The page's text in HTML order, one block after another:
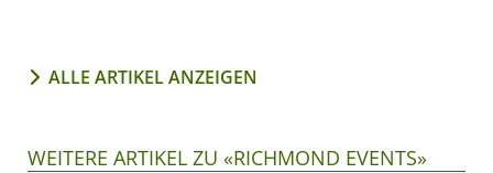
ALLE ARTIKEL ANZEIGEN
WEITERE ARTIKEL ZU «RICHMOND EVENTS»